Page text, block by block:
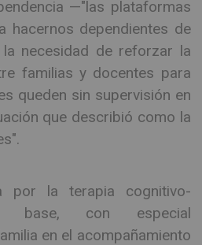
—"las plataformas
hacernos dependientes de
necesidad de reforzar la
familias y docentes para
queden sin supervisión en
que describió como la
por la terapia cognitivo-
base, con especial
en el acompañamiento